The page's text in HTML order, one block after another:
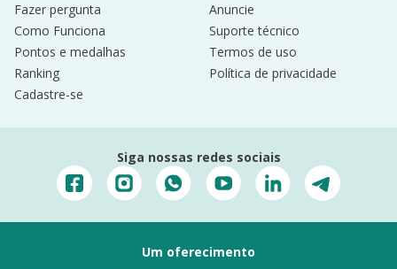
Fazer pergunta
Como Funciona
Pontos e medalhas
Ranking
Cadastre-se
Anuncie
Suporte técnico
Termos de uso
Política de privacidade
Siga nossas redes sociais
Um oferecimento